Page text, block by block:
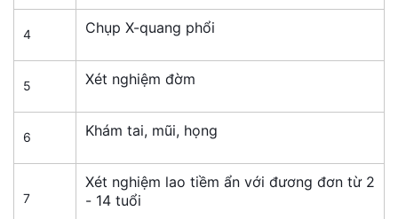
4 Chụp X-quang phổi
5 Xét nghiệm đờm
6 Khám tai, mũi, họng
7
Xét nghiệm lao tiềm ẩn với đương đơn từ 2
- 14 tuổi